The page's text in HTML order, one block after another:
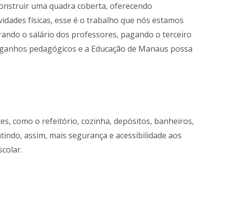
uma quadra coberta, oferecendo
físicas, esse é o trabalho que nós estamos
o salário dos professores, pagando o terceiro
pedagógicos e a Educação de Manaus possa
como o refeitório, cozinha, depósitos, banheiros,
assim, mais segurança e acessibilidade aos